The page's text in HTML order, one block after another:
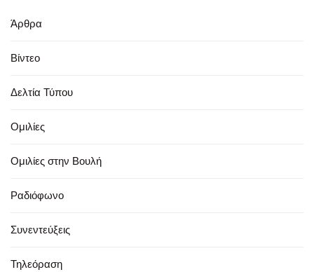
Άρθρα
Βίντεο
Δελτία Τύπου
Ομιλίες
Ομιλίες στην Βουλή
Ραδιόφωνο
Συνεντεύξεις
Τηλεόραση